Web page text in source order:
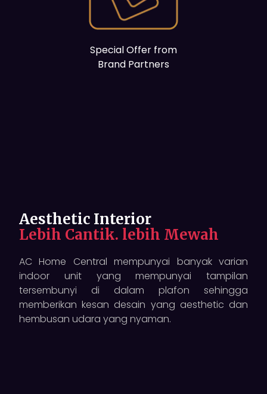
Special Offer from
Brand Partners
Aesthetic Interior
Lebih Cantik. lebih Mewah
AC Home Central mempunyai banyak varian
indoor unit yang mempunyai tampilan
tersembunyi di dalam plafon sehingga
memberikan kesan desain yang aesthetic dan
hembusan udara yang nyaman.